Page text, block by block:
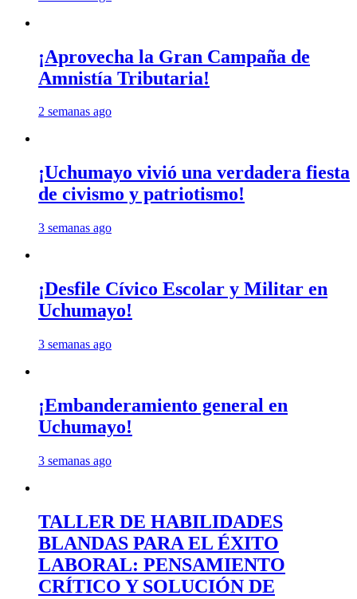
¡Aprovecha la Gran Campaña de
Amnistía Tributaria!
2 semanas ago
¡Uchumayo vivió una verdadera fiesta
de civismo y patriotismo!
3 semanas ago
¡Desfile Cívico Escolar y Militar en
Uchumayo!
3 semanas ago
¡Embanderamiento general en
Uchumayo!
3 semanas ago
TALLER DE HABILIDADES
BLANDAS PARA EL ÉXITO
LABORAL: PENSAMIENTO
CRÍTICO Y SOLUCIÓN DE